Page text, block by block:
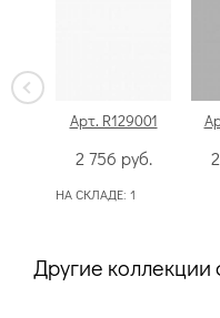
Арт. R129001
2 756 руб.
НА СКЛАДЕ: 1
Другие коллекции